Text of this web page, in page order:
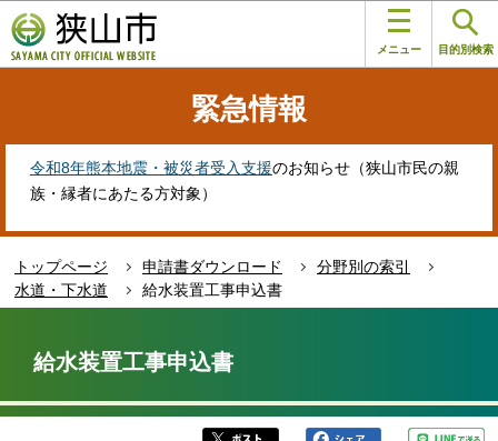
の
ペ
す
メニュー 目的別検索
緊急情報
令和8年熊本地震・被災者受入支援のお知らせ（狭山市民の親
族・縁者にあたる方対象）
トップページ 申請書ダウンロード
分野別の索引
水道・下水道
給水装置工事申込書
か
給水装置工事申込書